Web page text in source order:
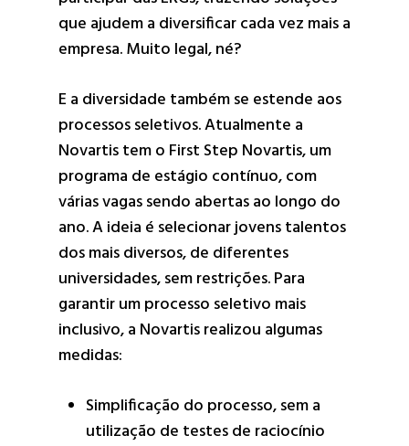
que ajudem a diversificar cada vez mais a
empresa. Muito legal, né?
E a diversidade também se estende aos
processos seletivos. Atualmente a
Novartis tem o First Step Novartis, um
programa de estágio contínuo, com
várias vagas sendo abertas ao longo do
ano. A ideia é selecionar jovens talentos
dos mais diversos, de diferentes
universidades, sem restrições. Para
garantir um processo seletivo mais
inclusivo, a Novartis realizou algumas
medidas:
Simplificação do processo, sem a
utilização de testes de raciocínio